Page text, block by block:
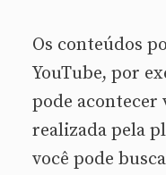
Os conteúdos
YouTube, por
pode acontecer
realizada pela
você pode